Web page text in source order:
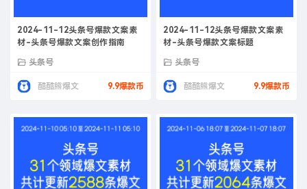
2024-11-12头条号爆款文案素
材-头条号爆款文案创作指南
头条号
酷酷熊爆文 9.9爆款币
2024-11-12头条号爆款文案素
材-头条号爆款文案标题
头条号
酷酷熊爆文 9.9爆款币